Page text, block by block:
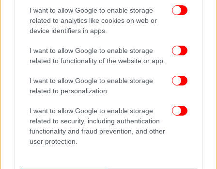
I want to allow Google to enable storage
related to analytics like cookies on web or
device identifiers in apps.
I want to allow Google to enable storage
related to functionality of the website or app.
I want to allow Google to enable storage
related to personalization.
I want to allow Google to enable storage
related to security, including authentication
functionality and fraud prevention, and other
user protection.